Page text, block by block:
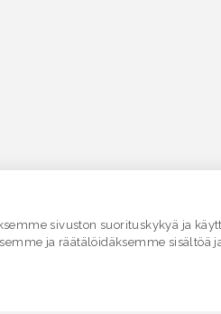
sivuston suorituskykyä ja
ja räätälöidäksemme sisältöä